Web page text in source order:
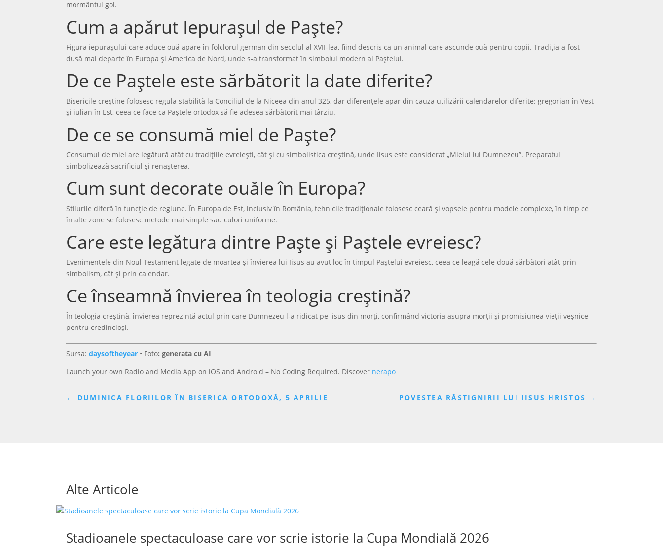
mormântul gol.
Cum a apărut Iepurașul de Paște?
Figura iepurașului care aduce ouă apare în folclorul german din secolul al XVII-lea, fiind descris ca un animal care ascunde ouă pentru copii. Tradiția a fost
dusă mai departe în Europa și America de Nord, unde s-a transformat în simbolul modern al Paștelui.
De ce Paștele este sărbătorit la date diferite?
Bisericile creștine folosesc regula stabilită la Conciliul de la Niceea din anul 325, dar diferențele apar din cauza utilizării calendarelor diferite: gregorian în Vest
și iulian în Est, ceea ce face ca Paștele ortodox să fie adesea sărbătorit mai târziu.
De ce se consumă miel de Paște?
Consumul de miel are legătură atât cu tradițiile evreiești, cât și cu simbolistica creștină, unde Iisus este considerat „Mielul lui Dumnezeu”. Preparatul
simbolizează sacrificiul și renașterea.
Cum sunt decorate ouăle în Europa?
Stilurile diferă în funcție de regiune. În Europa de Est, inclusiv în România, tehnicile tradiționale folosesc ceară și vopsele pentru modele complexe, în timp ce
în alte zone se folosesc metode mai simple sau culori uniforme.
Care este legătura dintre Paște și Paștele evreiesc?
Evenimentele din Noul Testament legate de moartea și învierea lui Iisus au avut loc în timpul Paștelui evreiesc, ceea ce leagă cele două sărbători atât prin
simbolism, cât și prin calendar.
Ce înseamnă învierea în teologia creștină?
În teologia creștină, învierea reprezintă actul prin care Dumnezeu l-a ridicat pe Iisus din morți, confirmând victoria asupra morții și promisiunea vieții veșnice
pentru credincioși.
Sursa:daysoftheyear • Foto: generata cu AI
Launch your own Radio and Media App on iOS and Android – No Coding Required. Discover nerapo
← DUMINICA FLORIILOR ÎN BISERICA ORTODOXĂ, 5 APRILIE POVESTEA RĂSTIGNIRII LUI IISUS HRISTOS →
Alte Articole
Stadioanele spectaculoase care vor scrie istorie la Cupa Mondială 2026